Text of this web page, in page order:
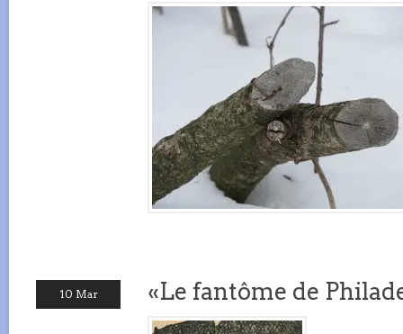
10 Mar «Le fantôme de